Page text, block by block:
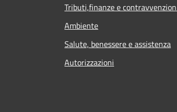
Tributi,finanze e
Ambiente
Salute, benessere e assistenza
Autorizzazioni